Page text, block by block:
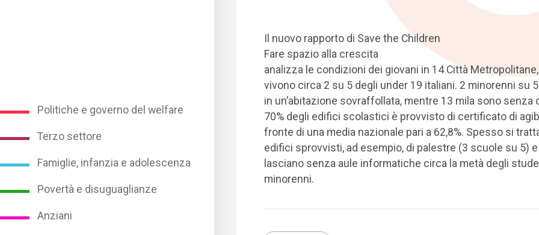
Politiche e governo del welfare
Terzo settore
Famiglie, infanzia e adolescenza
Povertà e disuguaglianze
Anziani
Il nuovo rapporto di Save the Children
Fare spazio alla crescita
analizza le condizioni dei giovani in 14 Città
vivono circa 2 su 5 degli under 19 italiani. 2 minorenni su
in un’abitazione sovraffollata, mentre 13 mila sono senza
70% degli edifici scolastici è provvisto di certificato di
fronte di una media nazionale pari a 62,8%. Spesso si
edifici sprovvisti, ad esempio, di palestre (3 scuole su 5)
lasciano senza aule informatiche circa la metà degli
minorenni.